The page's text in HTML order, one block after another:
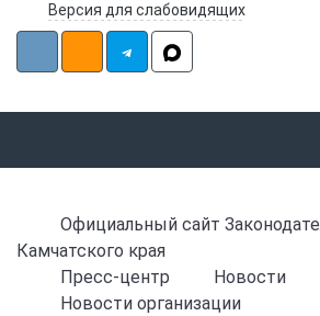
Версия для слабовидящих
Официальный сайт
Камчатского края
Пресс-центр
Новости
Новости организации